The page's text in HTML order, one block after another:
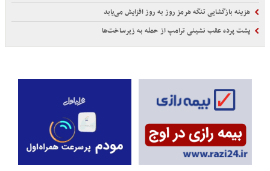
هزینه بازگشایی تنگه هرمز روز به روز افزایش می‌یابد
پشت پرده عقب نشینی ترامپ از حمله به زیرساخت‌ها